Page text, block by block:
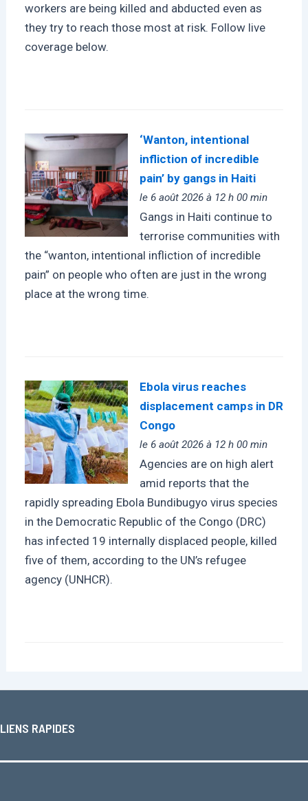
workers are being killed and abducted even as
they try to reach those most at risk. Follow live
coverage below.
‘Wanton, intentional
infliction of incredible
pain’ by gangs in Haiti
le 6 août 2026 à 12 h 00 min
Gangs in Haiti continue to
terrorise communities with
the “wanton, intentional infliction of incredible
pain” on people who often are just in the wrong
place at the wrong time.
Ebola virus reaches
displacement camps in DR
Congo
le 6 août 2026 à 12 h 00 min
Agencies are on high alert
amid reports that the
rapidly spreading Ebola Bundibugyo virus species
in the Democratic Republic of the Congo (DRC)
has infected 19 internally displaced people, killed
five of them, according to the UN’s refugee
agency (UNHCR).
LIENS RAPIDES